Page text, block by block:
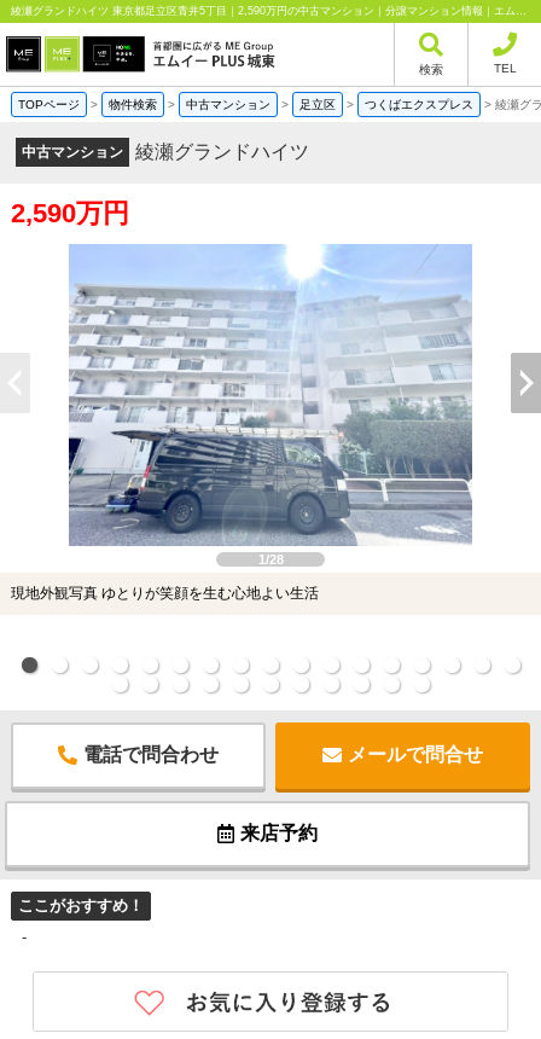
綾瀬グランドハイツ 東京都足立区青井5丁目｜2,590万円の中古マンション｜分譲マンション情報｜エムイーPLUS城東株式会社
検索 TEL
TOPページ > 物件検索 > 中古マンション > 足立区 > つくばエクスプレス > 綾瀬グ
中古マンション 綾瀬グランドハイツ
2,590万円
1/28
現地外観写真 ゆとりが笑顔を生む心地よい生活
電話で問合わせ メールで問合せ
来店予約
ここがおすすめ！
-